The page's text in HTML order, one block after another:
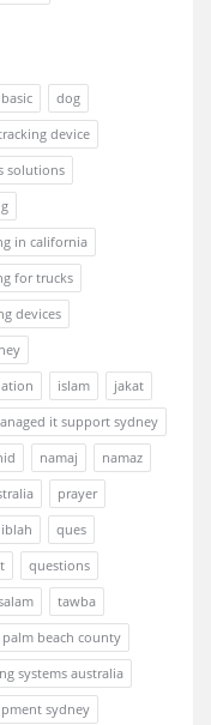
dog
device
solutions
in california
for trucks
devices
islam
jakat
it support sydney
namaj
namaz
prayer
ques
questions
tawba
beach county
systems australia
sydney